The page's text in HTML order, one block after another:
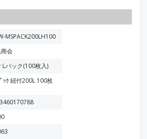
MSPACK200LH100
会
Lパック(100枚入)
ｯｸ 紐付200L 100枚